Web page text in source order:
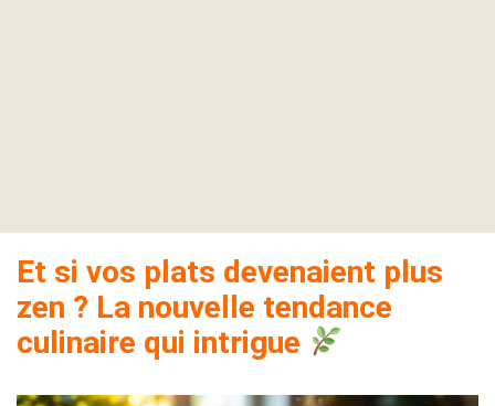
Et si vos plats devenaient plus
zen ? La nouvelle tendance
culinaire qui intrigue